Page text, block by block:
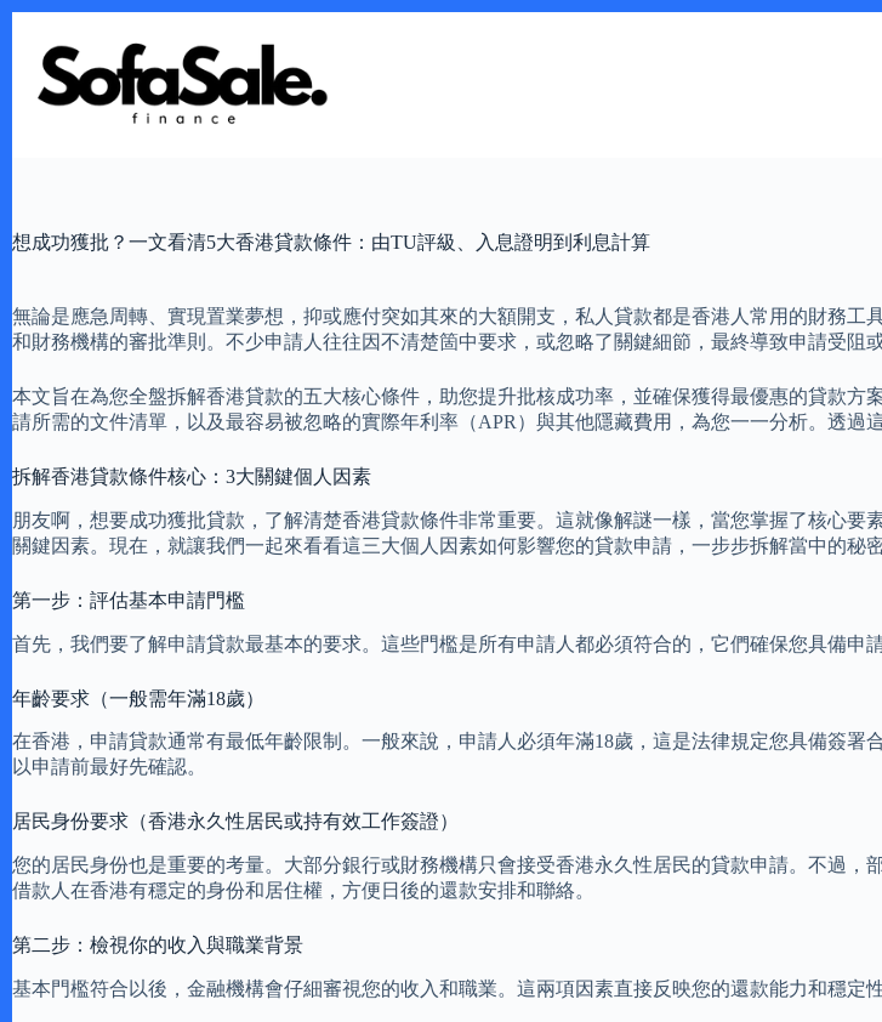
content
想成功獲批？一文看清5大香港貸款條件：由TU評級、入息證明到利息計算
無論是應急周轉、實現置業夢想，抑或應付突如其來的大額開支，私人貸款都是香港人常用的財務
和財務機構的審批準則。不少申請人往往因不清楚箇中要求，或忽略了關鍵細節，最終導致申請受阻
本文旨在為您全盤拆解香港貸款的五大核心條件，助您提升批核成功率，並確保獲得最優惠的貸款
請所需的文件清單，以及最容易被忽略的實際年利率（APR）與其他隱藏費用，為您一一分析。透過
拆解香港貸款條件核心：3大關鍵個人因素
朋友啊，想要成功獲批貸款，了解清楚香港貸款條件非常重要。這就像解謎一樣，當您掌握了核心
關鍵因素。現在，就讓我們一起來看看這三大個人因素如何影響您的貸款申請，一步步拆解當中的秘密
第一步：評估基本申請門檻
首先，我們要了解申請貸款最基本的要求。這些門檻是所有申請人都必須符合的，它們確保您具備申請
年齡要求（一般需年滿18歲）
在香港，申請貸款通常有最低年齡限制。一般來說，申請人必須年滿18歲，這是法律規定您具備簽
以申請前最好先確認。
居民身份要求（香港永久性居民或持有效工作簽證）
您的居民身份也是重要的考量。大部分銀行或財務機構只會接受香港永久性居民的貸款申請。不過
借款人在香港有穩定的身份和居住權，方便日後的還款安排和聯絡。
第二步：檢視你的收入與職業背景
基本門檻符合以後，金融機構會仔細審視您的收入和職業。這兩項因素直接反映您的還款能力和穩定